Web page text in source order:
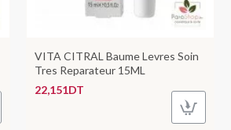
VITA CITRAL Baume Levres Soin
Tres Reparateur 15ML
22,151DT